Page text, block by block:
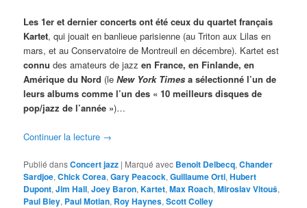
Les 1er et dernier concerts ont été ceux du quartet français
Kartet, qui jouait en banlieue parisienne (au Triton aux Lilas en
mars, et au Conservatoire de Montreuil en décembre). Kartet est
connudes amateurs de jazzen France, en Finlande, en
Amérique du Nord (leNew York Times a sélectionné l’un de
leurs albums comme l’un des « 10 meilleurs disques de
pop/jazz de l’année »)…
Continuer la lecture →
Publié dansConcert jazz | Marqué avec Benoit Delbecq,Chander
Sardjoe,Chick Corea,Gary Peacock,Guillaume Orti,Hubert
Dupont,Jim Hall,Joey Baron,Kartet,Max Roach,Miroslav Vitouš,
Paul Bley, Paul Motian, Roy Haynes,Scott Colley